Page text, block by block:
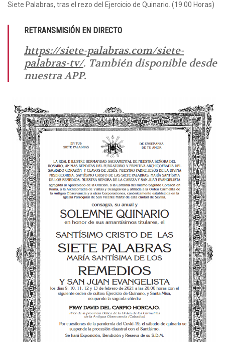
Siete Palabras, tras el rezo del Ejercicio de Quinario. (19.00 Horas)
RETRANSMISIÓN EN DIRECTO
https://siete-palabras.com/siete-
palabras-tv/. También disponible desde
nuestra APP.